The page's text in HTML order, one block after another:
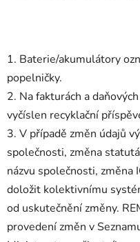
1. Baterie/akumulátory
popelničky.
2. Na fakturách a
vyčíslen recyklační
3. V případě změn údajů
společnosti, změna
názvu společnosti, změna
doložit kolektivnímu
od uskutečnění změny.
provedení změn v